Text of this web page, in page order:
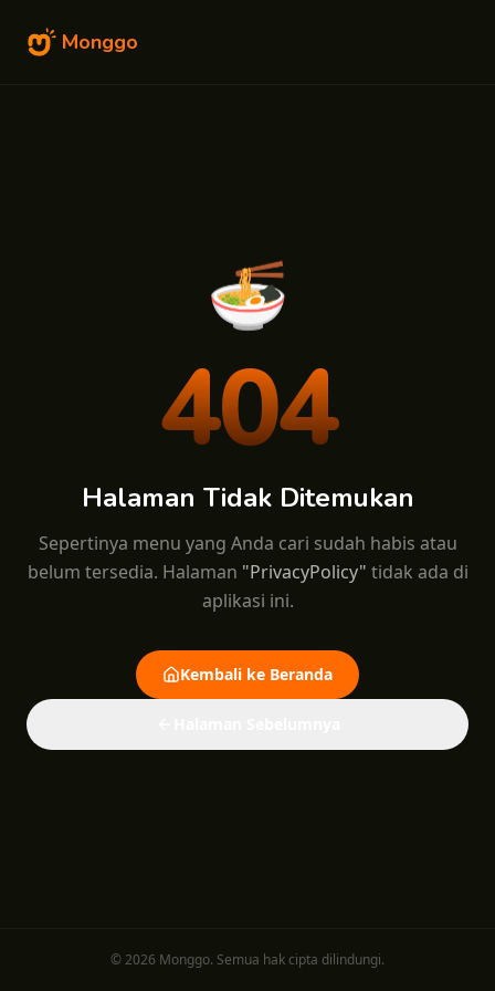
Monggo
🍜
404
Halaman Tidak Ditemukan
Sepertinya menu yang Anda cari sudah habis atau
belum tersedia. Halaman "PrivacyPolicy" tidak ada di
aplikasi ini.
Kembali ke Beranda
© 2026 Monggo. Semua hak cipta dilindungi.